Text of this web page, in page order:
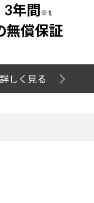
3年間※1
無償保証
詳しく見る